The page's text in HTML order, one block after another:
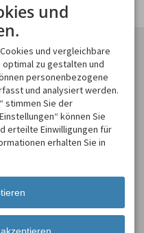
of Nature
Incentive
Schülerland
und
und vergleichbare
zu gestalten und
personenbezogene
und analysiert werden.
stimmen Sie der
können Sie
erteilte Einwilligungen für
erhalten Sie in